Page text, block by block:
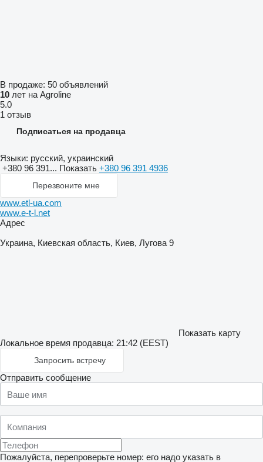
В продаже: 50 объявлений
10 лет на Agroline
5.0
1 отзыв
Подписаться на продавца
Языки: русский, украинский
+380 96 391... Показать +380 96 391 4936
Перезвоните мне
www.etl-ua.com
www.e-t-l.net
Адрес
Украина, Киевская область, Киев, Лугова 9
Показать карту
Локальное время продавца: 21:42 (EEST)
Запросить встречу
Отправить сообщение
Пожалуйста, перепроверьте номер: его надо указать в